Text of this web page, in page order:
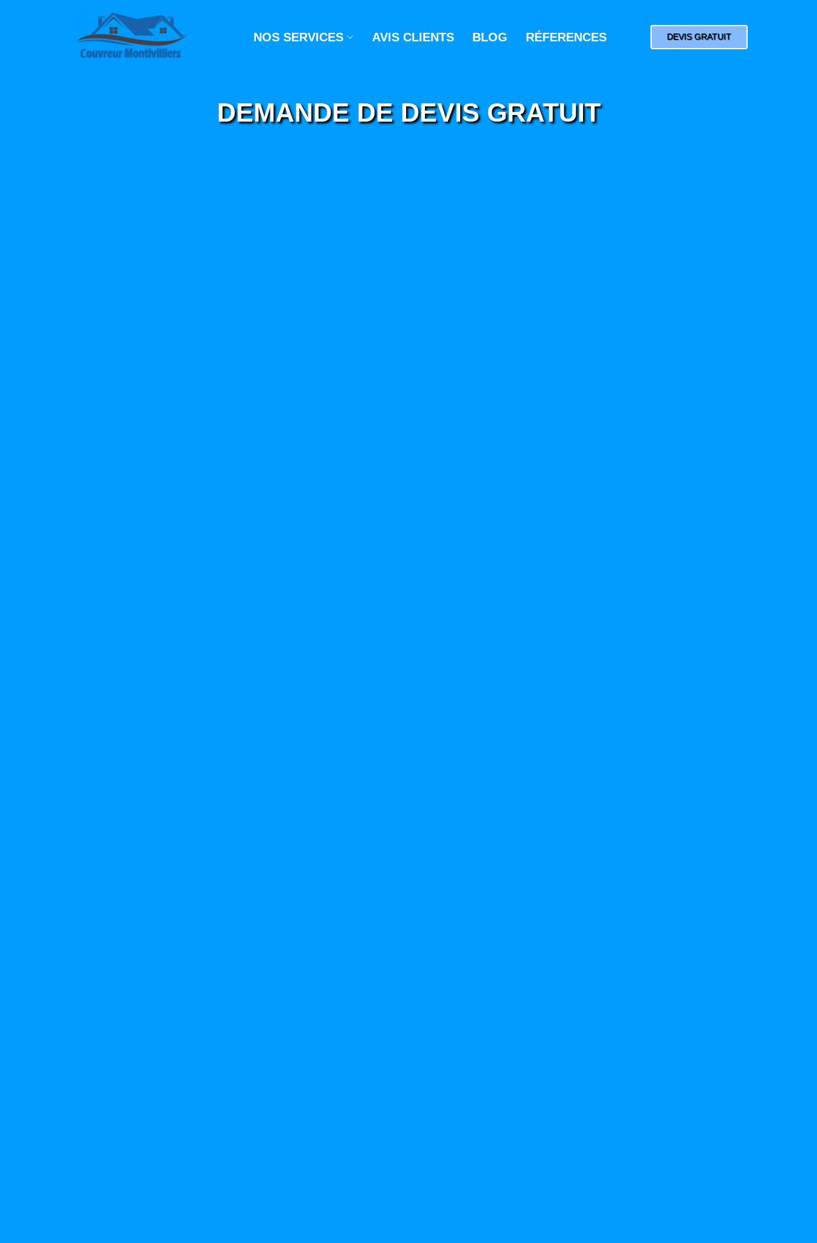
NOS SERVICES AVIS CLIENTS BLOG RÉFERENCES DEVIS GRATUIT
DEMANDE DE DEVIS GRATUIT